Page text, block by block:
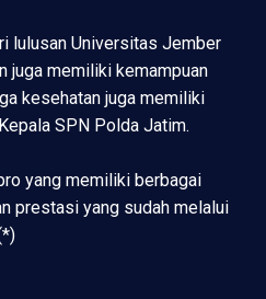
lulusan Universitas Jember
juga memiliki kemampuan
kesehatan juga memiliki
SPN Polda Jatim.
yang memiliki berbagai
prestasi yang sudah melalui